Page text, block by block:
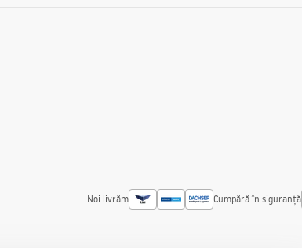
Noi livrăm Cumpără în siguranță